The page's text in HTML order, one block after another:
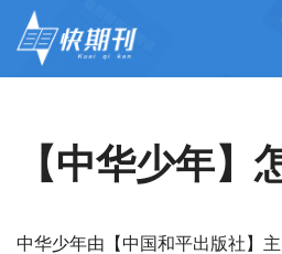
【中华少年】
中华少年由【中国和平出版社】